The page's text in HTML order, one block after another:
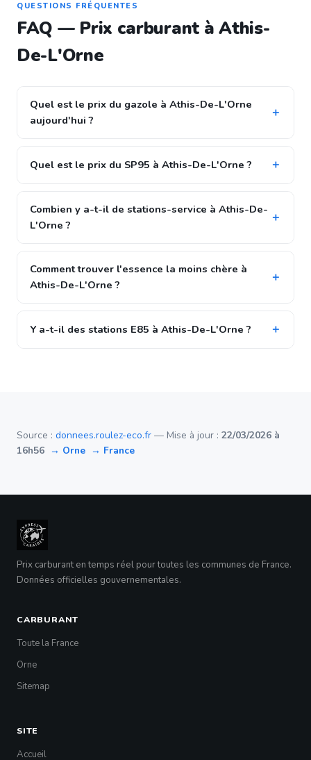
QUESTIONS FRÉQUENTES
FAQ — Prix carburant à Athis-
De-L'Orne
Quel est le prix du gazole à Athis-De-L'Orne
aujourd'hui ?
Quel est le prix du SP95 à Athis-De-L'Orne ?
Combien y a-t-il de stations-service à Athis-De-
L'Orne ?
Comment trouver l'essence la moins chère à
Athis-De-L'Orne ?
Y a-t-il des stations E85 à Athis-De-L'Orne ?
Source : donnees.roulez-eco.fr — Mise à jour : 22/03/2026 à
16h56 → Orne → France
Prix carburant en temps réel pour toutes les communes de France.
Données officielles gouvernementales.
CARBURANT
Toute la France
Orne
Sitemap
SITE
Accueil